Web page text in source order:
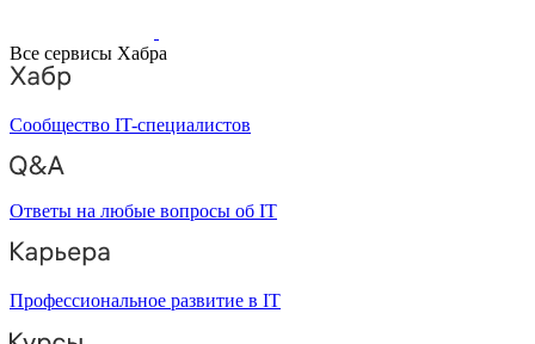
Все сервисы Хабра
Сообщество IT-специалистов
Ответы на любые вопросы об IT
Профессиональное развитие в IT